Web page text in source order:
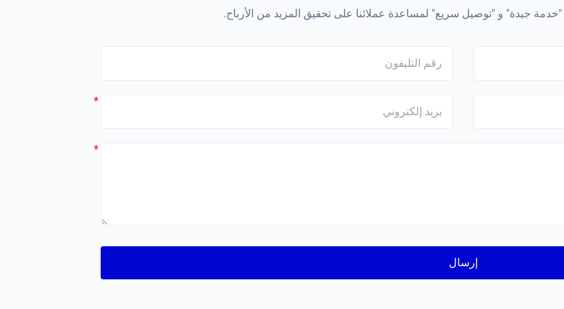
جيدة" و "توصيل سريع" لمساعدة عملائنا على تحقيق المزيد من الأرباح.
*
*